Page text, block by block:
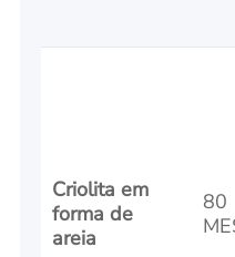
Criolita em
forma de
areia
80